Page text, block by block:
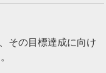
その目標達成に向け